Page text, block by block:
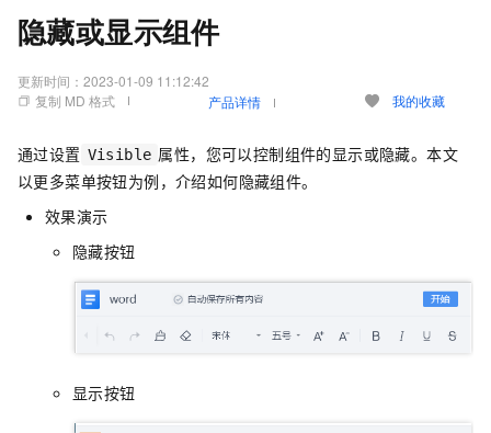
隐藏或显示组件
更新时间： 2023-01-09 11:12:42
复制 MD 格式
产品详情 我的收藏
通过设置 Visible 属性，您可以控制组件的显示或隐藏。本文
以更多菜单按钮为例，介绍如何隐藏组件。
效果演示
隐藏按钮
显示按钮